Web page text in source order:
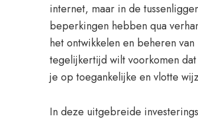
internet, maar in de
beperkingen hebben qua
het ontwikkelen en beheren
tegelijkertijd wilt voorkomen
je op toegankelijke en vlotte
In deze uitgebreide